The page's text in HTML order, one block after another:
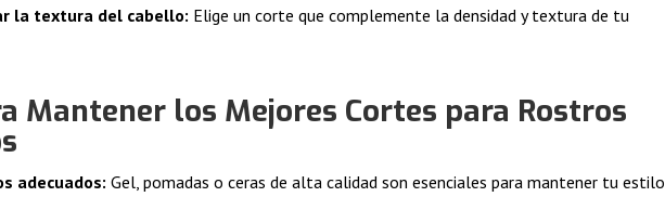
la textura del cabello: Elige un corte que complemente la densidad y textura de tu
Mantener los Mejores Cortes para Rostros
adecuados: Gel, pomadas o ceras de alta calidad son esenciales para mantener tu estilo